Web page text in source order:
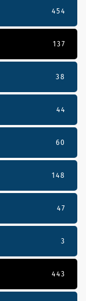
454
137
38
44
60
148
47
3
443